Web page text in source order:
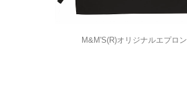
M&M'S(R)オリジナルエプロン